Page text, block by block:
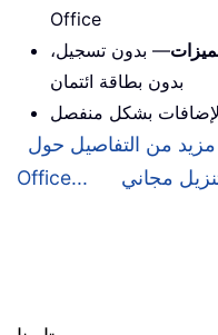
Office
— بدون تسجيل،
بدون بطاقة ائتمان
بشكل منفصل
مزيد من التفاصيل حول Kutools for
Office...